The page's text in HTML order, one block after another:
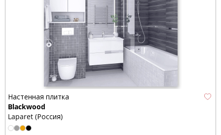
Настенная плитка
Blackwood
Laparet (Россия)